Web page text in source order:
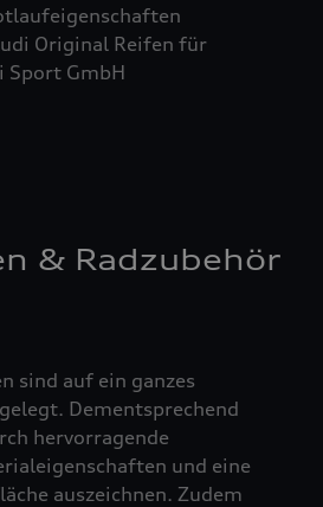
Original Reifen für
Sport GmbH
& Radzubehör
sind auf ein ganzes
Dementsprechend
hervorragende
und eine
auszeichnen. Zudem